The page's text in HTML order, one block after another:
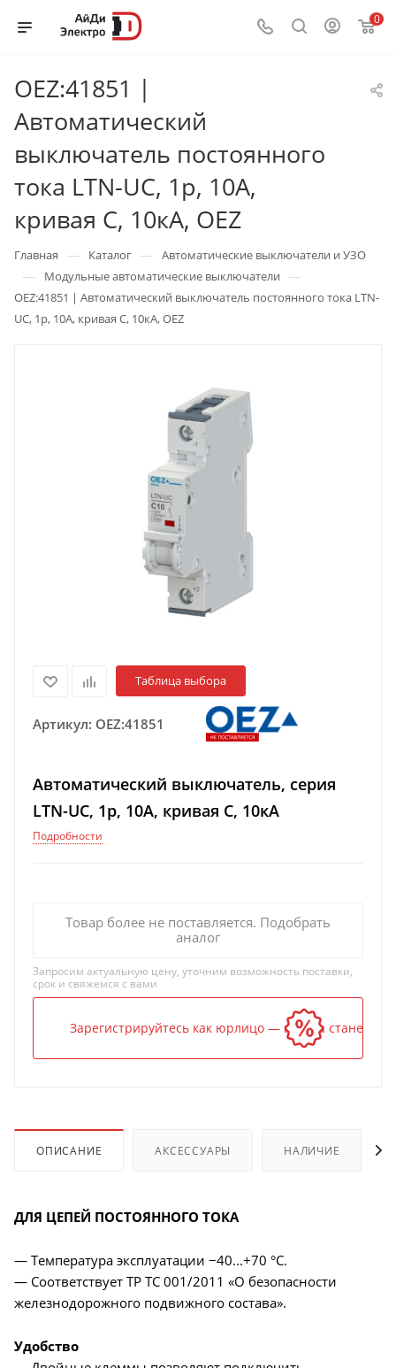
0
OEZ:41851 |
Автоматический
выключатель постоянного
тока LTN-UC, 1p, 10А,
кривая C, 10кА, OEZ
Главная — Каталог — Автоматические выключатели и УЗО
— Модульные автоматические выключатели —
OEZ:41851 | Автоматический выключатель постоянного тока LTN-
UC, 1p, 10А, кривая C, 10кА, OEZ
Таблица выбора
Артикул: OEZ:41851
Автоматический выключатель, серия
LTN-UC, 1p, 10А, кривая C, 10кА
Подробности
Товар более не поставляется. Подобрать
аналог
Запросим актуальную цену, уточним возможность поставки,
срок и свяжемся с вами
Зарегистрируйтесь как юрлицо — и цена станет
ОПИСАНИЕ АКСЕССУАРЫ НАЛИЧИЕ
ДЛЯ ЦЕПЕЙ ПОСТОЯННОГО ТОКА
— Температура эксплуатации −40...+70 °С.
— Соответствует ТР ТС 001/2011 «О безопасности
железнодорожного подвижного состава».
Удобство